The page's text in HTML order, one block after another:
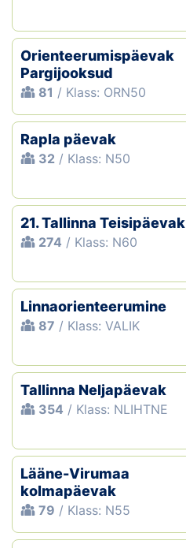
Orienteerumispäevak
Pargijooksud
81 / Klass: ORN50
Rapla päevak
32 / Klass: N50
21. Tallinna Teisipäevak
274 / Klass: N60
Linnaorienteerumine
87 / Klass: VALIK
Tallinna Neljapäevak
354 / Klass: NLIHTNE
Lääne-Virumaa
kolmapäevak
79 / Klass: N55